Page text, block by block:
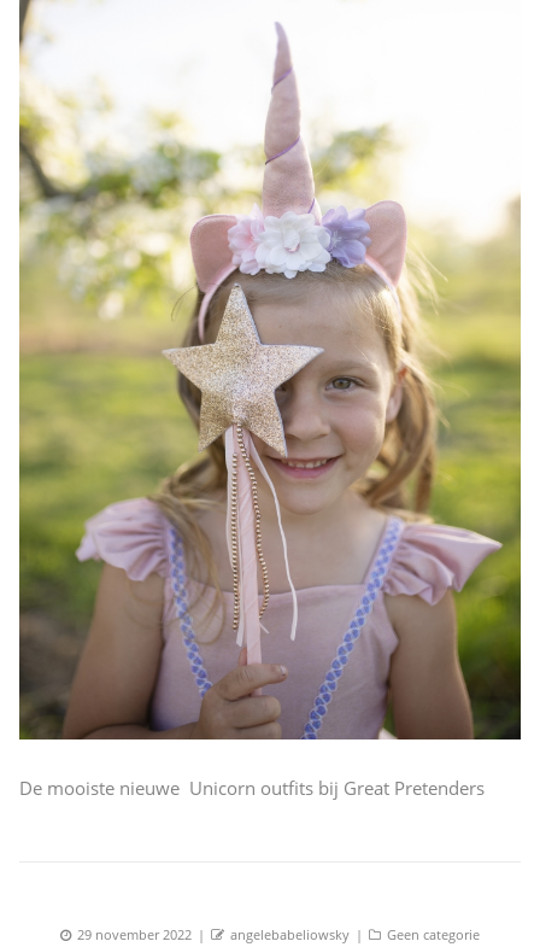
De mooiste nieuwe Unicorn outfits bij Great Pretenders
Posted
29 november 2022 Author
angelebabeliowsky Categories
Geen categorie